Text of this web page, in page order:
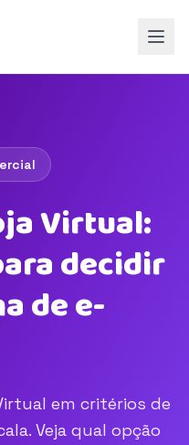
Virtual:
decidir
de e-
em critérios de
Veja qual opção